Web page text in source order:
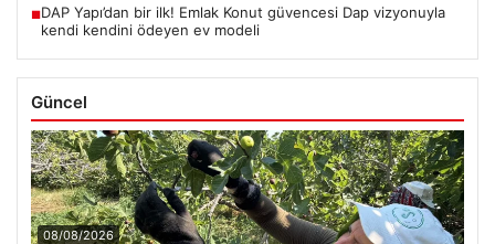
■DAP Yapı’dan bir ilk! Emlak Konut güvencesi Dap vizyonuyla
kendi kendini ödeyen ev modeli
Güncel
08/08/2026